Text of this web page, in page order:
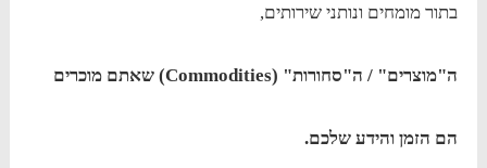
בתור מומחים ונותני שירותים,
ה"מוצרים" / ה"סחורות" (Commodities) שאתם מוכרים
הם הזמן והידע שלכם.